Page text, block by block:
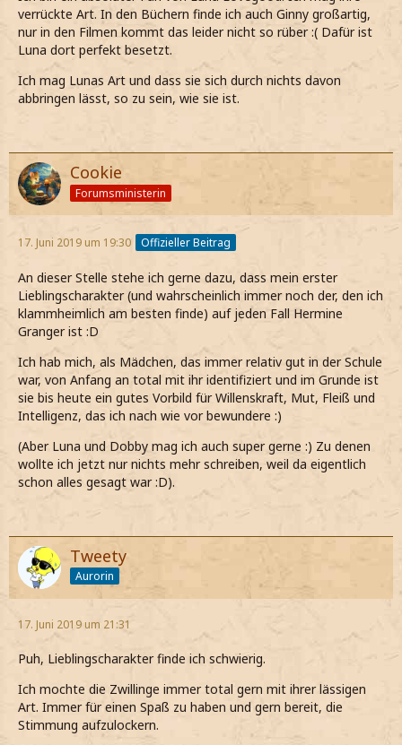
verrückte Art. In den Büchern finde ich auch Ginny großartig,
nur in den Filmen kommt das leider nicht so rüber :( Dafür ist
Luna dort perfekt besetzt.
Ich mag Lunas Art und dass sie sich durch nichts davon
abbringen lässt, so zu sein, wie sie ist.
Cookie
Forumsministerin
17. Juni 2019 um 19:30 Offizieller Beitrag
An dieser Stelle stehe ich gerne dazu, dass mein erster
Lieblingscharakter (und wahrscheinlich immer noch der, den ich
klammheimlich am besten finde) auf jeden Fall Hermine
Granger ist :D
Ich hab mich, als Mädchen, das immer relativ gut in der Schule
war, von Anfang an total mit ihr identifiziert und im Grunde ist
sie bis heute ein gutes Vorbild für Willenskraft, Mut, Fleiß und
Intelligenz, das ich nach wie vor bewundere :)
(Aber Luna und Dobby mag ich auch super gerne :) Zu denen
wollte ich jetzt nur nichts mehr schreiben, weil da eigentlich
schon alles gesagt war :D).
Tweety
Aurorin
17. Juni 2019 um 21:31
Puh, Lieblingscharakter finde ich schwierig.
Ich mochte die Zwillinge immer total gern mit ihrer lässigen
Art. Immer für einen Spaß zu haben und gern bereit, die
Stimmung aufzulockern.